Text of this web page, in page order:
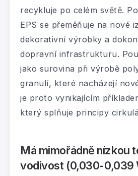
recykluje po celém světě.
EPS se přeměňuje na nové
dekorativní výrobky a
dopravní infrastrukturu.
jako surovina při výrobě
granulí, které nacházejí
je proto vynikajícím
který splňuje principy
Má mimořádně nízkou
vodivost (0,030-0,039